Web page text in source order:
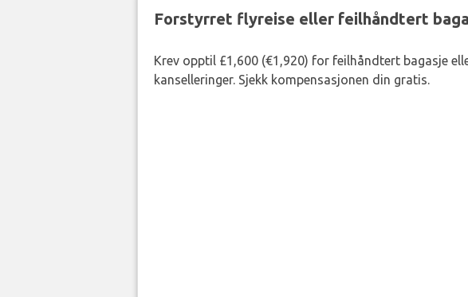
Forstyrret flyreise eller feilhåndtert
Krev opptil £1,600 (€1,920) for feilhåndtert bagasje
kanselleringer. Sjekk kompensasjonen din gratis.